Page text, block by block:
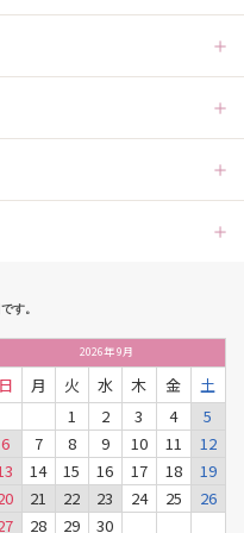
す。
2026年9月
日 月 火 水 木 金
土
1
2 3 4
5
6
7 8 9 10 11
12
14 15 16 17 18
19
21 22 23 24 25
26
28 29 30